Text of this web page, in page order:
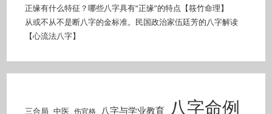
正缘有什么特征？哪些八字具有“正缘”的特点【筱竹命理】
从或不从不是断八字的金标准。民国政治家伍廷芳的八字解读
【心流法八字】
三合局 中医 伤官格 八字与学业教育 八字命例